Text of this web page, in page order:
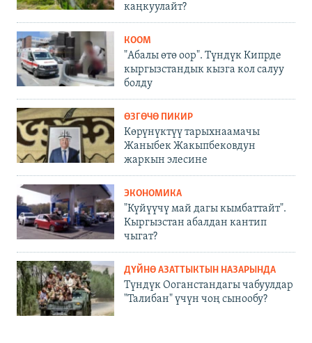
каңкуулайт?
КООМ
"Абалы өтө оор". Түндүк Кипрде
кыргызстандык кызга кол салуу
болду
ӨЗГӨЧӨ ПИКИР
Көрүнүктүү тарыхнаамачы
Жаныбек Жакыпбековдун
жаркын элесине
ЭКОНОМИКА
"Күйүүчү май дагы кымбаттайт".
Кыргызстан абалдан кантип
чыгат?
ДҮЙНӨ АЗАТТЫКТЫН НАЗАРЫНДА
Түндүк Ооганстандагы чабуулдар
"Талибан" үчүн чоң сынообу?